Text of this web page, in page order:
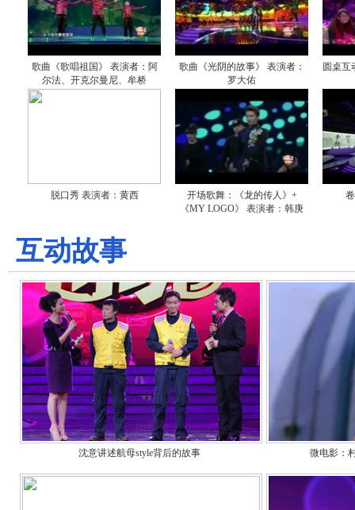
歌曲《歌唱祖国》 表演者：阿
尔法、开克尔曼尼、牟桥
歌曲《光阴的故事》 表演者：
罗大佑
圆桌互
脱口秀 表演者：黄西
开场歌舞：《龙的传人》+
《MY LOGO》 表演者：韩庚
互动故事
沈意讲述航母style背后的故事 微电影：